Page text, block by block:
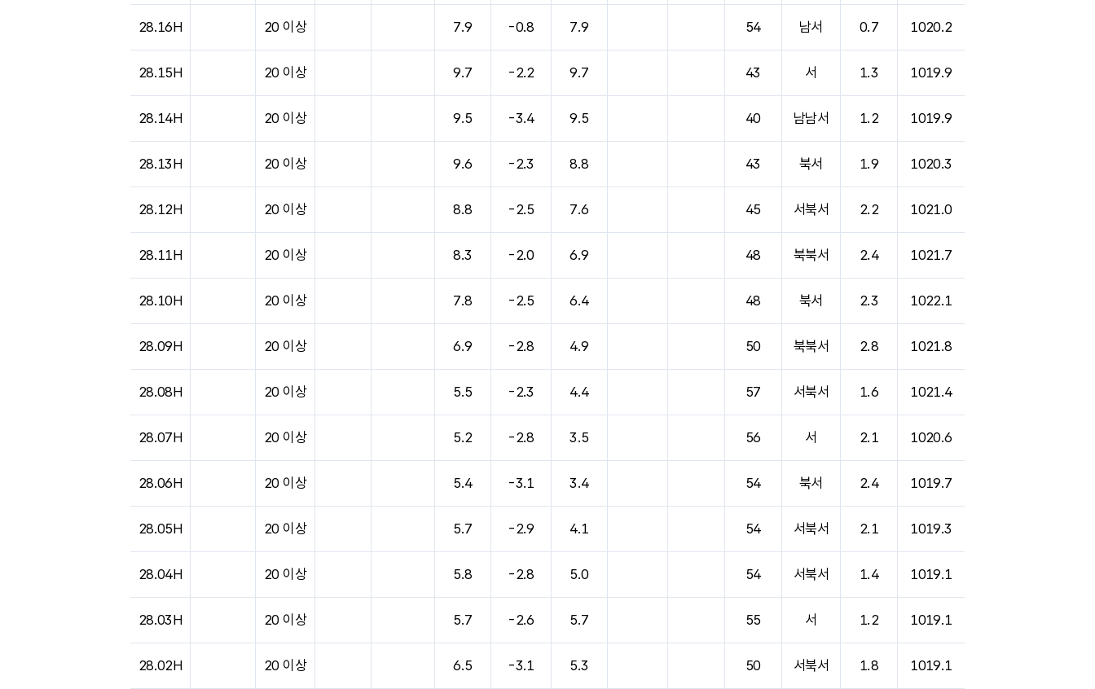
28.16H 20 이상 7.9 -0.8 7.9 54 남서 0.7 1020.2
28.15H 20 이상 9.7 -2.2 9.7 43 서 1.3 1019.9
28.14H 20 이상 9.5 -3.4 9.5 40 남남서 1.2 1019.9
28.13H 20 이상 9.6 -2.3 8.8 43 북서 1.9 1020.3
28.12H 20 이상 8.8 -2.5 7.6 45 서북서 2.2 1021.0
28.11H 20 이상 8.3 -2.0 6.9 48 북북서 2.4 1021.7
28.10H 20 이상 7.8 -2.5 6.4 48 북서 2.3 1022.1
28.09H 20 이상 6.9 -2.8 4.9 50 북북서 2.8 1021.8
28.08H 20 이상 5.5 -2.3 4.4 57 서북서 1.6 1021.4
28.07H 20 이상 5.2 -2.8 3.5 56 서 2.1 1020.6
28.06H 20 이상 5.4 -3.1 3.4 54 북서 2.4 1019.7
28.05H 20 이상 5.7 -2.9 4.1 54 서북서 2.1 1019.3
28.04H 20 이상 5.8 -2.8 5.0 54 서북서 1.4 1019.1
28.03H 20 이상 5.7 -2.6 5.7 55 서 1.2 1019.1
28.02H 20 이상 6.5 -3.1 5.3 50 서북서 1.8 1019.1